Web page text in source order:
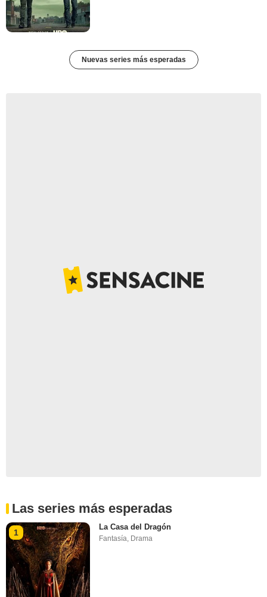
Nuevas series más esperadas
Las series más esperadas
1
La Casa del Dragón
Fantasía, Drama